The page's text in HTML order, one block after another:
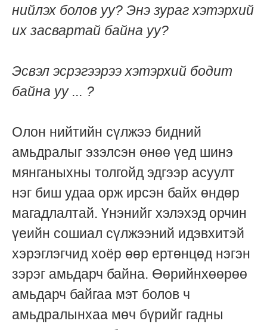
нийлэх болов уу? Энэ зураг хэтэрхий
их засвартай байна уу?
Эсвэл эсрэгээрээ хэтэрхий бодит
байна уу ... ?
Олон нийтийн сүлжээ бидний
амьдралыг эзэлсэн өнөө үед шинэ
мянганыхны толгойд эдгээр асуулт
нэг биш удаа орж ирсэн байх өндөр
магадлалтай. Үнэнийг хэлэхэд орчин
үеийн сошиал сүлжээний идэвхитэй
хэрэглэгчид хоёр өөр ертөнцөд нэгэн
зэрэг амьдарч байна. Өөрийнхөөрөө
амьдарч байгаа мэт болов ч
амьдралынхаа мөч бүрийг гадны